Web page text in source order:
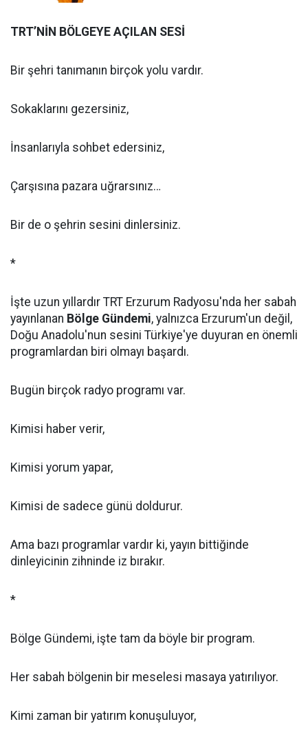
TRT’NİN BÖLGEYE AÇILAN SESİ
Bir şehri tanımanın birçok yolu vardır.
Sokaklarını gezersiniz,
İnsanlarıyla sohbet edersiniz,
Çarşısına pazara uğrarsınız…
Bir de o şehrin sesini dinlersiniz.
*
İşte uzun yıllardır TRT Erzurum Radyosu'nda her sabah
yayınlanan Bölge Gündemi, yalnızca Erzurum'un değil,
Doğu Anadolu'nun sesini Türkiye'ye duyuran en önemli
programlardan biri olmayı başardı.
Bugün birçok radyo programı var.
Kimisi haber verir,
Kimisi yorum yapar,
Kimisi de sadece günü doldurur.
Ama bazı programlar vardır ki, yayın bittiğinde
dinleyicinin zihninde iz bırakır.
*
Bölge Gündemi, işte tam da böyle bir program.
Her sabah bölgenin bir meselesi masaya yatırılıyor.
Kimi zaman bir yatırım konuşuluyor,